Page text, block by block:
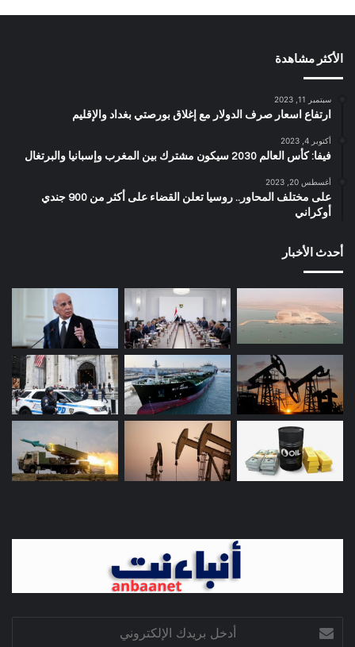
الأكثر مشاهدة
سبتمبر 11, 2023
ارتفاع اسعار صرف الدولار مع إغلاق بورصتي بغداد والإقليم
أكتوبر 4, 2023
فيفا: كأس العالم 2030 سيكون مشترك بين المغرب وإسبانيا والبرتغال
أغسطس 20, 2023
على مختلف المحاور.. روسيا تعلن القضاء على أكثر من 900 جندي
أوكراني
أحدث الأخبار
بريدك